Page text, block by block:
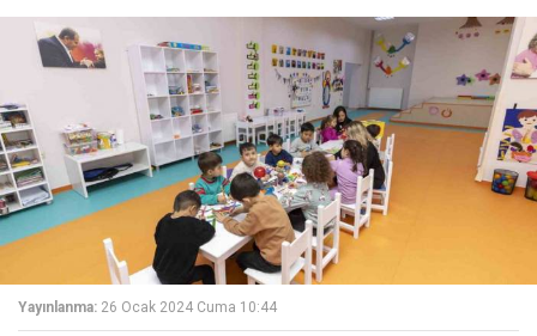
Yayınlanma: 26 Ocak 2024 Cuma 10:44